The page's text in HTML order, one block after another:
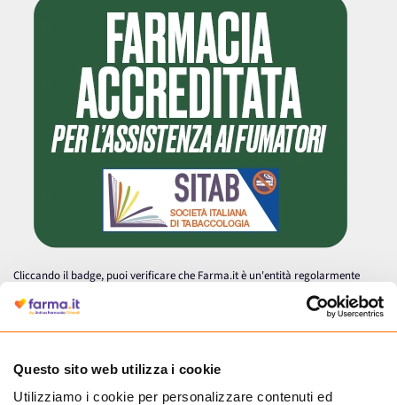
Questo sito web utilizza i cookie
Utilizziamo i cookie per personalizzare contenuti ed
Cliccando il badge, puoi verificare che Farma.it è un'entità regolarmente
autorizzata dal Ministero della Salute a effettuare la vendita online di
medicinali.